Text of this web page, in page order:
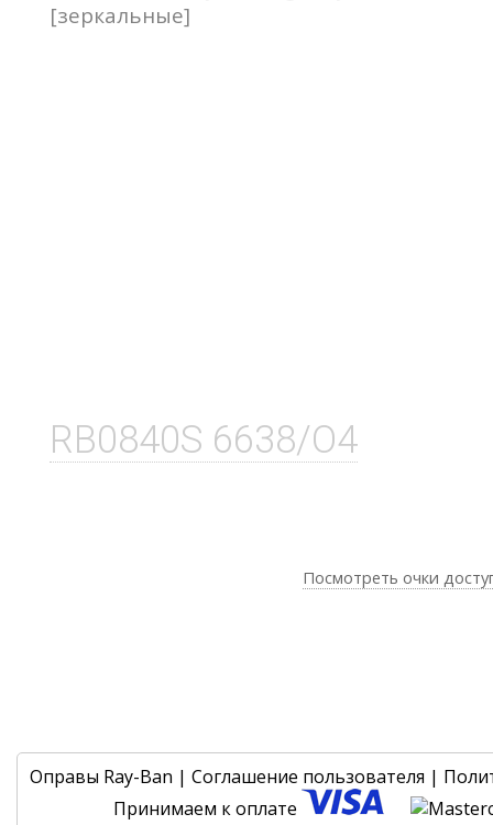
RB0840S 6638/O4
[зеркальные]
Посмотреть очки
Оправы Ray-Ban | Соглашение пользователя |
Принимаем к оплате